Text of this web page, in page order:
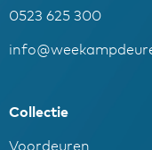
0523 625 300
Collectie
Voordeuren